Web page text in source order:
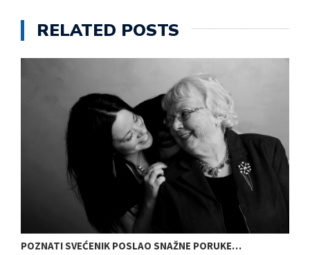
RELATED POSTS
POZNATI SVEĆENIK POSLAO SNAŽNE PORUKE…